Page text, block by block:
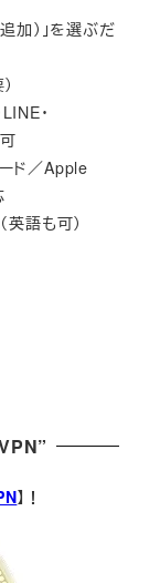
加）」を選ぶだ
・
ド／Apple
語も可）
】！